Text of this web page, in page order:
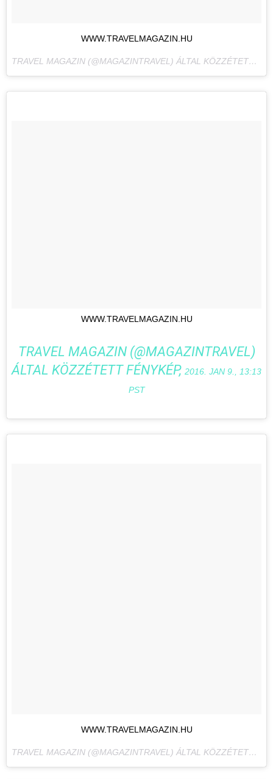
WWW.TRAVELMAGAZIN.HU
TRAVEL MAGAZIN (@MAGAZINTRAVEL) ÁLTAL KÖZZÉTETT FÉNYKÉP,
WWW.TRAVELMAGAZIN.HU
TRAVEL MAGAZIN (@MAGAZINTRAVEL)
ÁLTAL KÖZZÉTETT FÉNYKÉP, 2016. JAN 9., 13:13
PST
WWW.TRAVELMAGAZIN.HU
TRAVEL MAGAZIN (@MAGAZINTRAVEL) ÁLTAL KÖZZÉTETT FÉNYKÉP,